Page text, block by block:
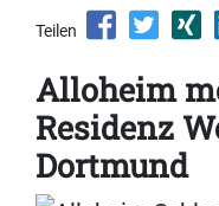
Teilen
Alloheim
Residenz
Dortmund